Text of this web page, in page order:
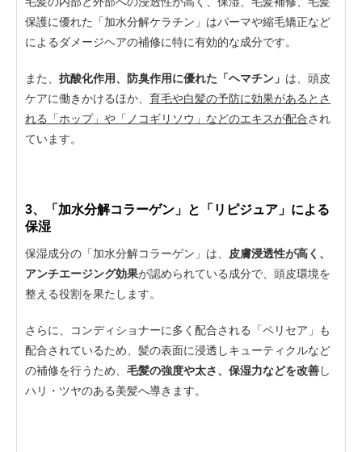
保護に優れた「加水分解ケラチン」はパーマや縮毛矯正など
によるダメージヘアの補修に特に有効的な成分です。
また、 抗酸化作用、防臭作用に優れた「ヘマチン」 は、頭皮
ケアに働きかけるほか、 育毛や白髪の予防に効果があるとさ
れる「ホップ」や「ノコギリソウ」などのエキスが配合され
ています。
3、「加水分解コラーゲン」と「リピジュア」による
保湿
保湿成分の「加水分解コラーゲン」は、
皮膚浸透性が高く、
アンチエージング効果が認められている成分で、頭皮環境を
整える役割を果たします。
さらに、コンディショナーに多く配合される「ペリセア」も
配合されているため、髪の表面に浸透しキューティクルなど
の補修を行うため、 毛髪の強度や太さ、保湿力などを改善し
ハリ・ツヤのある美髪へ導きます。